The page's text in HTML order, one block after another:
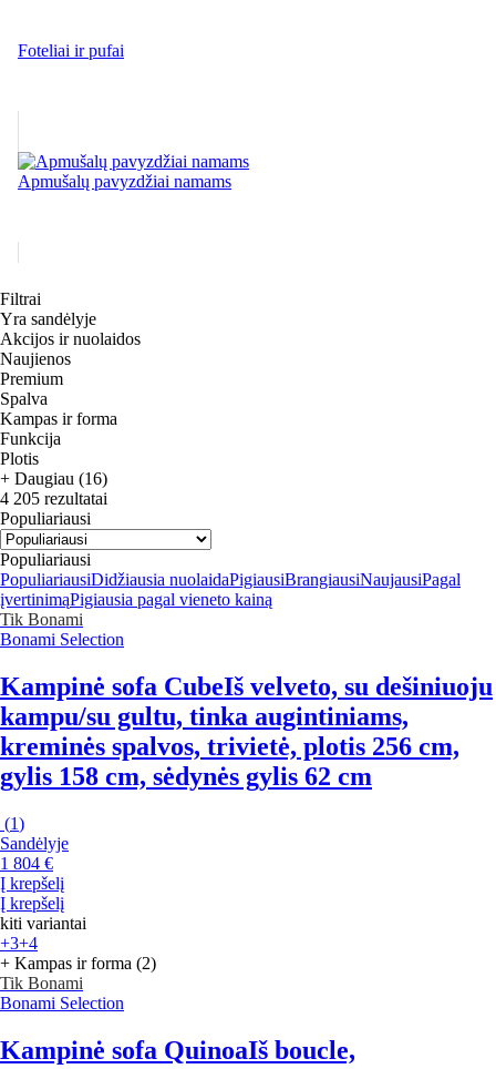
Foteliai ir pufai
Apmušalų pavyzdžiai namams
Filtrai
Yra sandėlyje
Akcijos ir nuolaidos
Naujienos
Premium
Spalva
Kampas ir forma
Funkcija
Plotis
+ Daugiau (16)
4 205 rezultatai
Populiariausi
Populiariausi
PopuliariausiDidžiausia nuolaidaPigiausiBrangiausiNaujausiPagal
įvertinimąPigiausia pagal vieneto kainą
Tik Bonami
Bonami Selection
Kampinė sofa CubeIš velveto, su dešiniuoju
kampu/su gultu, tinka augintiniams,
kreminės spalvos, trivietė, plotis 256 cm,
gylis 158 cm, sėdynės gylis 62 cm
(1)
Sandėlyje
1 804 €
Į krepšelį
Į krepšelį
kiti variantai
+3+4
+ Kampas ir forma (2)
Tik Bonami
Bonami Selection
Kampinė sofa QuinoaIš boucle,